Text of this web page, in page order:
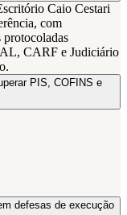
Caio Cestari
com
protocoladas
CARF e Judiciário
PIS, COFINS e
defesas de execução